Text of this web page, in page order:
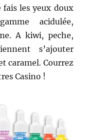
les yeux doux
acidulée,
A kiwi, peche,
s’ajouter
caramel. Courrez
Casino !